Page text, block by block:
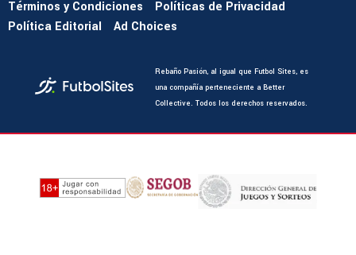
Términos y Condiciones
Políticas de Privacidad
Política Editorial
Ad Choices
Rebaño Pasión, al igual que Futbol Sites, es
una compañía perteneciente a Better
Collective. Todos los derechos reservados.